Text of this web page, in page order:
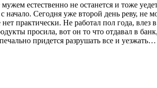
естественно не останется и тоже
начало. Сегодня уже второй день реву, не
практически. Не работал пол года, влез
просила, вот он то что отдавал в
придется разрушать все и